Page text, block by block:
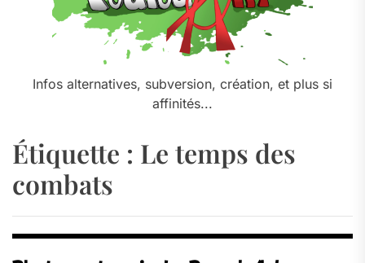
Infos alternatives, subversion, création, et plus si
affinités...
Étiquette : Le temps des
combats